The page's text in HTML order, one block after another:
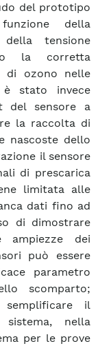
del prototipo
della
tensione
la corretta
di ozono nelle
è stato invece
del sensore a
la raccolta di
nascoste dello
il sensore
di prescarica
limitata alle
dati fino ad
di dimostrare
ampiezze dei
può essere
parametro
scomparto;
il
nella
per le prove